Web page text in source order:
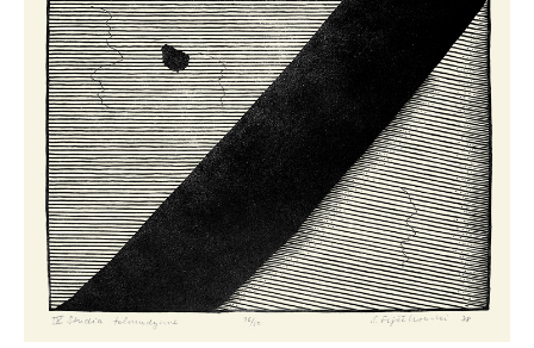
kolekcja
aktualności